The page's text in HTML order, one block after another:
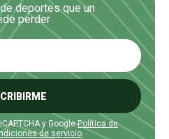
deportes que un
perder
y GooglePolítica de
de servicio.